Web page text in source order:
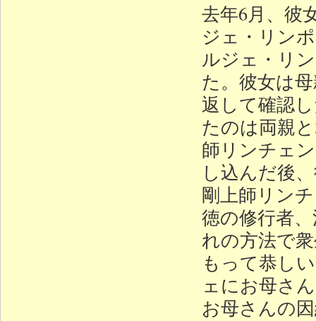
去年6月、彼
ジェ・リン
ルジェ・リ
た。彼女は
返して確認
たのは両親
師リンチェ
し込んだ後
剛上師リン
徳の修行者
れの方法で
もって恭し
ェにお母さ
お母さんの